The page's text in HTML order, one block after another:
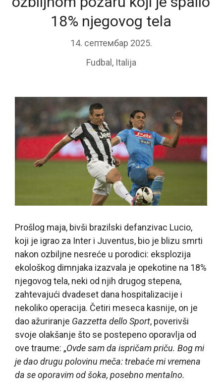
18% njegovog tela
14. септембар 2025.
Fudbal , Italija
Prošlog maja, bivši brazilski defanzivac Lucio,
koji je igrao za Inter i Juventus, bio je blizu smrti
nakon ozbiljne nesreće u porodici: eksplozija
ekološkog dimnjaka izazvala je opekotine na 18%
njegovog tela, neki od njih drugog stepena,
zahtevajući dvadeset dana hospitalizacije i
nekoliko operacija. Četiri meseca kasnije, on je
dao ažuriranje Gazzetta dello Sport, poverivši
svoje olakšanje što se postepeno oporavlja od
ove traume: „Ovde sam da ispričam priču. Bog mi
je dao drugu polovinu meča: trebaće mi vremena
da se oporavim od šoka, posebno mentalno.